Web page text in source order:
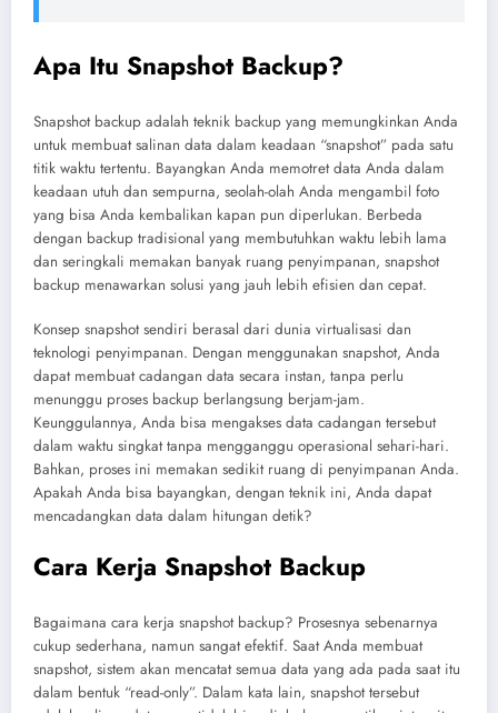
Apa Itu Snapshot Backup?
Snapshot backup adalah teknik backup yang memungkinkan Anda
untuk membuat salinan data dalam keadaan “snapshot” pada satu
titik waktu tertentu. Bayangkan Anda memotret data Anda dalam
keadaan utuh dan sempurna, seolah-olah Anda mengambil foto
yang bisa Anda kembalikan kapan pun diperlukan. Berbeda
dengan backup tradisional yang membutuhkan waktu lebih lama
dan seringkali memakan banyak ruang penyimpanan, snapshot
backup menawarkan solusi yang jauh lebih efisien dan cepat.
Konsep snapshot sendiri berasal dari dunia virtualisasi dan
teknologi penyimpanan. Dengan menggunakan snapshot, Anda
dapat membuat cadangan data secara instan, tanpa perlu
menunggu proses backup berlangsung berjam-jam.
Keunggulannya, Anda bisa mengakses data cadangan tersebut
dalam waktu singkat tanpa mengganggu operasional sehari-hari.
Bahkan, proses ini memakan sedikit ruang di penyimpanan Anda.
Apakah Anda bisa bayangkan, dengan teknik ini, Anda dapat
mencadangkan data dalam hitungan detik?
Cara Kerja Snapshot Backup
Bagaimana cara kerja snapshot backup? Prosesnya sebenarnya
cukup sederhana, namun sangat efektif. Saat Anda membuat
snapshot, sistem akan mencatat semua data yang ada pada saat itu
dalam bentuk “read-only”. Dalam kata lain, snapshot tersebut